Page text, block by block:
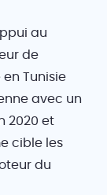
au
de
Tunisie
avec un
2020 et
cible les
du